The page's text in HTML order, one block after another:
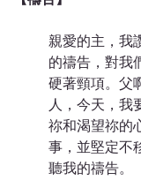
親愛的主，我
的禱告，對我
硬著頸項。父
人，今天，我
祢和渴望祢的
事，並堅定不
聽我的禱告。